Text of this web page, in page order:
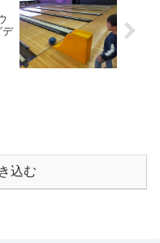
デ
込む